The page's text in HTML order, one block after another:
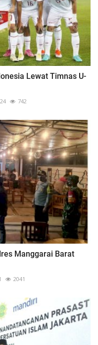
Lewat Timnas U-
742
Manggarai Barat
2041